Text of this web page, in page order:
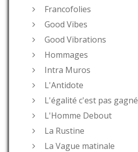
Francofolies
Good Vibes
Good Vibrations
Hommages
Intra Muros
L'Antidote
L'égalité c'est pas gagné
L'Homme Debout
La Rustine
La Vague matinale